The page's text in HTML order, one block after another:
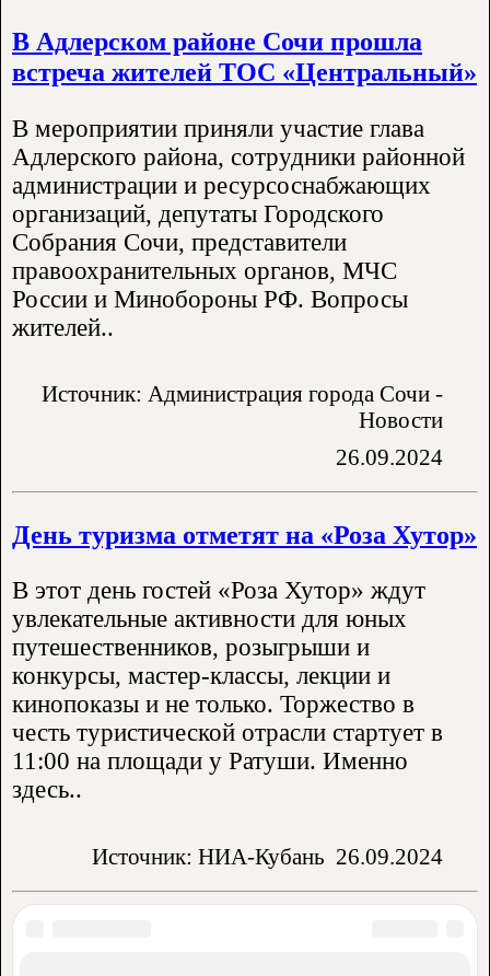
В Адлерском районе Сочи прошла
встреча жителей ТОС «Центральный»
В мероприятии приняли участие глава
Адлерского района, сотрудники районной
администрации и ресурсоснабжающих
организаций, депутаты Городского
Собрания Сочи, представители
правоохранительных органов, МЧС
России и Минобороны РФ. Вопросы
жителей..
Источник: Администрация города Сочи -
Новости
26.09.2024
День туризма отметят на «Роза Хутор»
В этот день гостей «Роза Хутор» ждут
увлекательные активности для юных
путешественников, розыгрыши и
конкурсы, мастер-классы, лекции и
кинопоказы и не только. Торжество в
честь туристической отрасли стартует в
11:00 на площади у Ратуши. Именно
здесь..
Источник: НИА-Кубань 26.09.2024